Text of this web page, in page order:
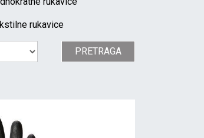
rukavice
PRETRAGA